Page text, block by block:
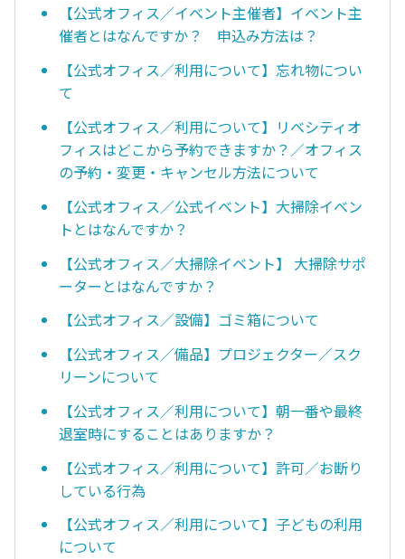
【公式オフィス／イベント主催者】イベント主
催者とはなんですか？ 申込み方法は？
【公式オフィス／利用について】忘れ物につい
て
【公式オフィス／利用について】リベシティオ
フィスはどこから予約できますか？／オフィス
の予約・変更・キャンセル方法について
【公式オフィス／公式イベント】大掃除イベン
トとはなんですか？
【公式オフィス／大掃除イベント】 大掃除サポ
ーターとはなんですか？
【公式オフィス／設備】ゴミ箱について
【公式オフィス／備品】プロジェクター／スク
リーンについて
【公式オフィス／利用について】朝一番や最終
退室時にすることはありますか？
【公式オフィス／利用について】許可／お断り
している行為
【公式オフィス／利用について】子どもの利用
について